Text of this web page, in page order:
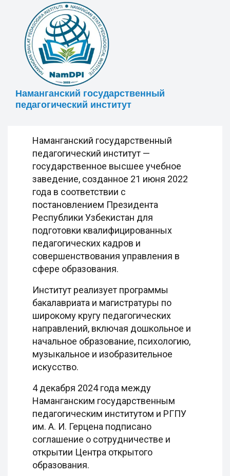
Наманганский государственный
педагогический институт
Наманганский государственный
педагогический институт —
государственное высшее учебное
заведение, созданное 21 июня 2022
года в соответствии с
постановлением Президента
Республики Узбекистан для
подготовки квалифицированных
педагогических кадров и
совершенствования управления в
сфере образования.
Институт реализует программы
бакалавриата и магистратуры по
широкому кругу педагогических
направлений, включая дошкольное и
начальное образование, психологию,
музыкальное и изобразительное
искусство.
4 декабря 2024 года между
Наманганским государственным
педагогическим институтом и РГПУ
им. А. И. Герцена подписано
соглашение о сотрудничестве и
открытии Центра открытого
образования.